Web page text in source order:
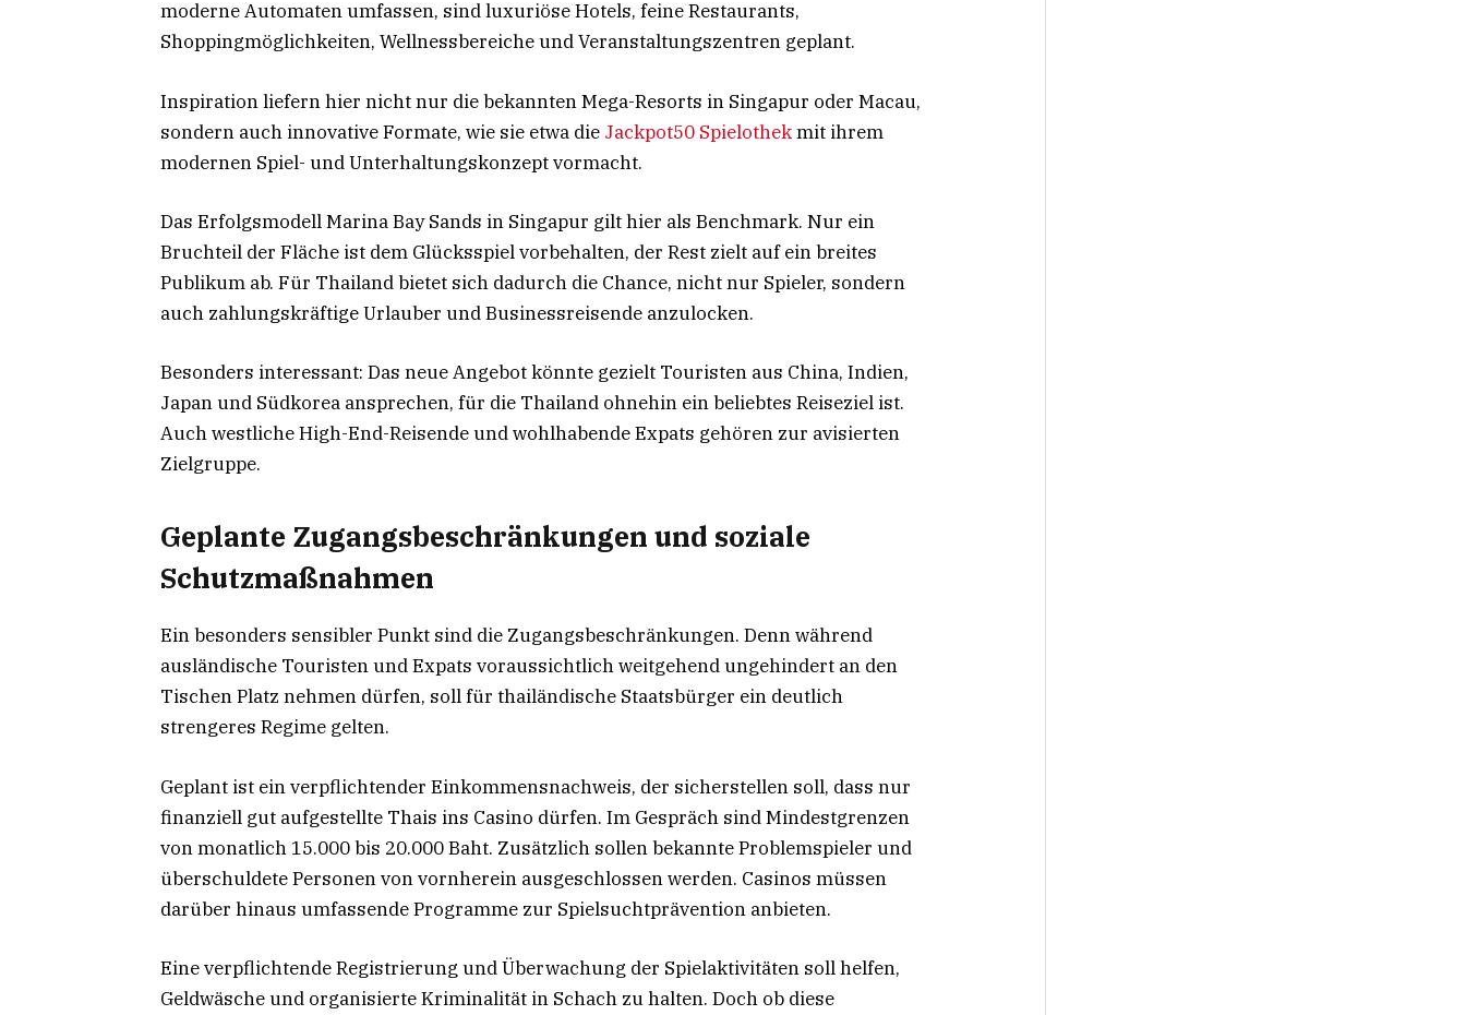
moderne Automaten umfassen, sind luxuriöse Hotels, feine Restaurants,
Shoppingmöglichkeiten, Wellnessbereiche und Veranstaltungszentren geplant.
Inspiration liefern hier nicht nur die bekannten Mega-Resorts in Singapur oder Macau,
sondern auch innovative Formate, wie sie etwa die Jackpot50 Spielothekmit ihrem
modernen Spiel- und Unterhaltungskonzept vormacht.
Das Erfolgsmodell Marina Bay Sands in Singapur gilt hier als Benchmark. Nur ein
Bruchteil der Fläche ist dem Glücksspiel vorbehalten, der Rest zielt auf ein breites
Publikum ab. Für Thailand bietet sich dadurch die Chance, nicht nur Spieler, sondern
auch zahlungskräftige Urlauber und Businessreisende anzulocken.
Besonders interessant: Das neue Angebot könnte gezielt Touristen aus China, Indien,
Japan und Südkorea ansprechen, für die Thailand ohnehin ein beliebtes Reiseziel ist.
Auch westliche High-End-Reisende und wohlhabende Expats gehören zur avisierten
Zielgruppe.
Geplante Zugangsbeschränkungen und soziale
Schutzmaßnahmen
Ein besonders sensibler Punkt sind die Zugangsbeschränkungen. Denn während
ausländische Touristen und Expats voraussichtlich weitgehend ungehindert an den
Tischen Platz nehmen dürfen, soll für thailändische Staatsbürger ein deutlich
strengeres Regime gelten.
Geplant ist ein verpflichtender Einkommensnachweis, der sicherstellen soll, dass nur
finanziell gut aufgestellte Thais ins Casino dürfen. Im Gespräch sind Mindestgrenzen
von monatlich 15.000 bis 20.000 Baht. Zusätzlich sollen bekannte Problemspieler und
überschuldete Personen von vornherein ausgeschlossen werden. Casinos müssen
darüber hinaus umfassende Programme zur Spielsuchtprävention anbieten.
Eine verpflichtende Registrierung und Überwachung der Spielaktivitäten soll helfen,
Geldwäsche und organisierte Kriminalität in Schach zu halten. Doch ob diese